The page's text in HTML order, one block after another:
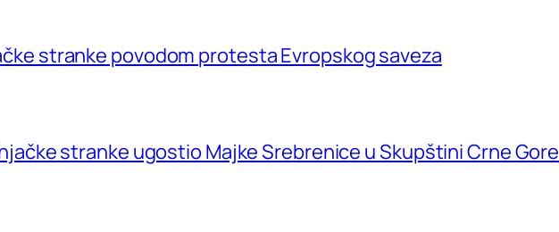
stranke povodom protesta Evropskog saveza
stranke ugostio Majke Srebrenice u Skupštini Crne Gore